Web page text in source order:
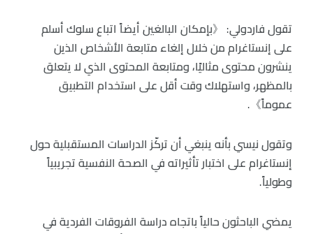
تقول فاردولي: 《بإمكان البالغين أيضاً اتباع سلوك أسلم
على إنستاغرام من خلال إلغاء متابعة الأشخاص الذين
ينشرون محتوى مثاليًا، ومتابعة المحتوى الذي لا يتعلق
بالمظهر، واستهلاك وقت أقل على استخدام التطبيق
عموماً》.
وتقول نيسي بأنه ينبغي أن تركّز الدراسات المستقبلية حول
إنستاغرام على اختبار تأثيراته في الصحة النفسية تجريبياً
وطولياً.
يمضي الباحثون حالياً باتجاه دراسة الفروقات الفردية في